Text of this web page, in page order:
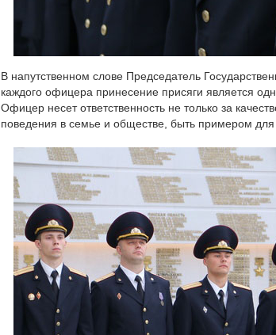
В напутственном слове Председатель
каждого офицера принесение присяги является
Офицер несет ответственность не только за
поведения в семье и обществе, быть примером